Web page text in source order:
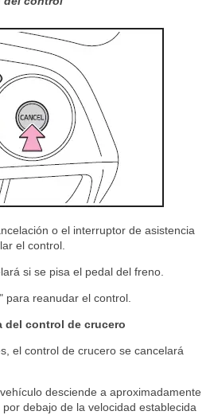
o el interruptor de asistencia
el control.
si se pisa el pedal del freno.
para reanudar el control.
del control de crucero
el control de crucero se cancelará
desciende a aproximadamente
debajo de la velocidad establecida